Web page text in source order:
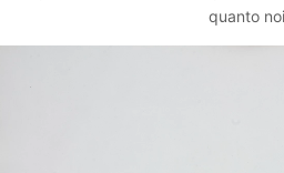
quanto